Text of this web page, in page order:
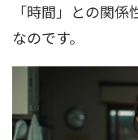
「時間」との関
なのです。